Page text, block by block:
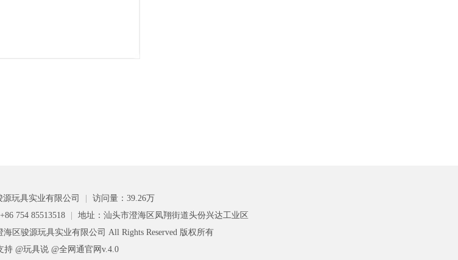
玩具实业有限公司
访问量：39.26万
754 85513518
地址：汕头市澄海区凤翔街道头份兴达工业区
区骏源玩具实业有限公司 All Rights Reserved 版权所有
持 @玩具说 @全网通官网v.4.0